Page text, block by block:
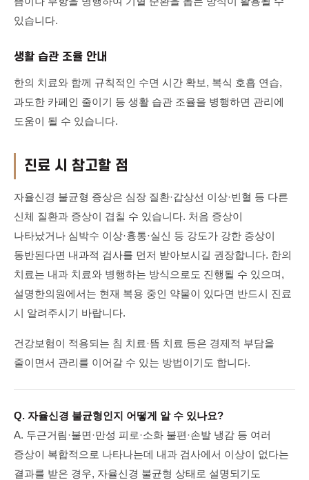
있습니다.
생활 습관 조율 안내
한의 치료와 함께 규칙적인 수면 시간 확보, 복식 호흡 연습,
과도한 카페인 줄이기 등 생활 습관 조율을 병행하면 관리에
도움이 될 수 있습니다.
진료 시 참고할 점
자율신경 불균형 증상은 심장 질환·갑상선 이상·빈혈 등 다른
신체 질환과 증상이 겹칠 수 있습니다. 처음 증상이
나타났거나 심박수 이상·흉통·실신 등 강도가 강한 증상이
동반된다면 내과적 검사를 먼저 받아보시길 권장합니다. 한의
치료는 내과 치료와 병행하는 방식으로도 진행될 수 있으며,
설명한의원에서는 현재 복용 중인 약물이 있다면 반드시 진료
시 알려주시기 바랍니다.
건강보험이 적용되는 침 치료·뜸 치료 등은 경제적 부담을
줄이면서 관리를 이어갈 수 있는 방법이기도 합니다.
Q. 자율신경 불균형인지 어떻게 알 수 있나요?
A. 두근거림·불면·만성 피로·소화 불편·손발 냉감 등 여러
증상이 복합적으로 나타나는데 내과 검사에서 이상이 없다는
결과를 받은 경우, 자율신경 불균형 상태로 설명되기도